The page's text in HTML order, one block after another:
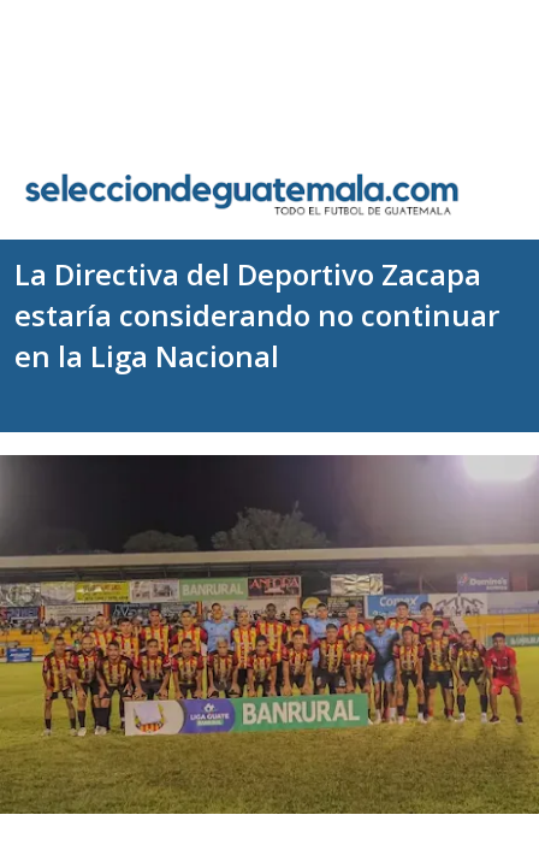
La Directiva del Deportivo Zacapa
estaría considerando no continuar
en la Liga Nacional